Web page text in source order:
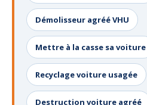
Démolisseur agréé VHU
Mettre à la casse sa voiture
Recyclage voiture usagée
Destruction voiture agréé